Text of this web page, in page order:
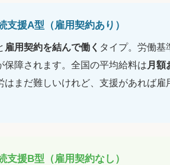
支援A型（雇用契約あり）
雇用契約を結んで働く タイプ。労働基
保障されます。全国の平均給料は 月額
はまだ難しいけれど、支援があれば
支援B型（雇用契約なし）